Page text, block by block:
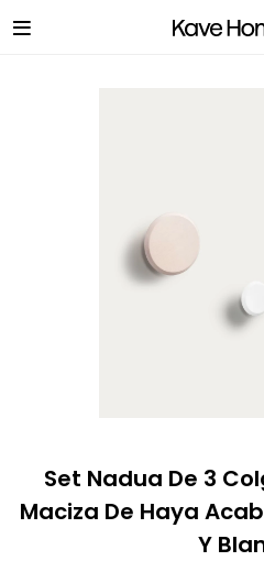

Set Nadua De 3
Maciza De Haya
Y
Mensaje